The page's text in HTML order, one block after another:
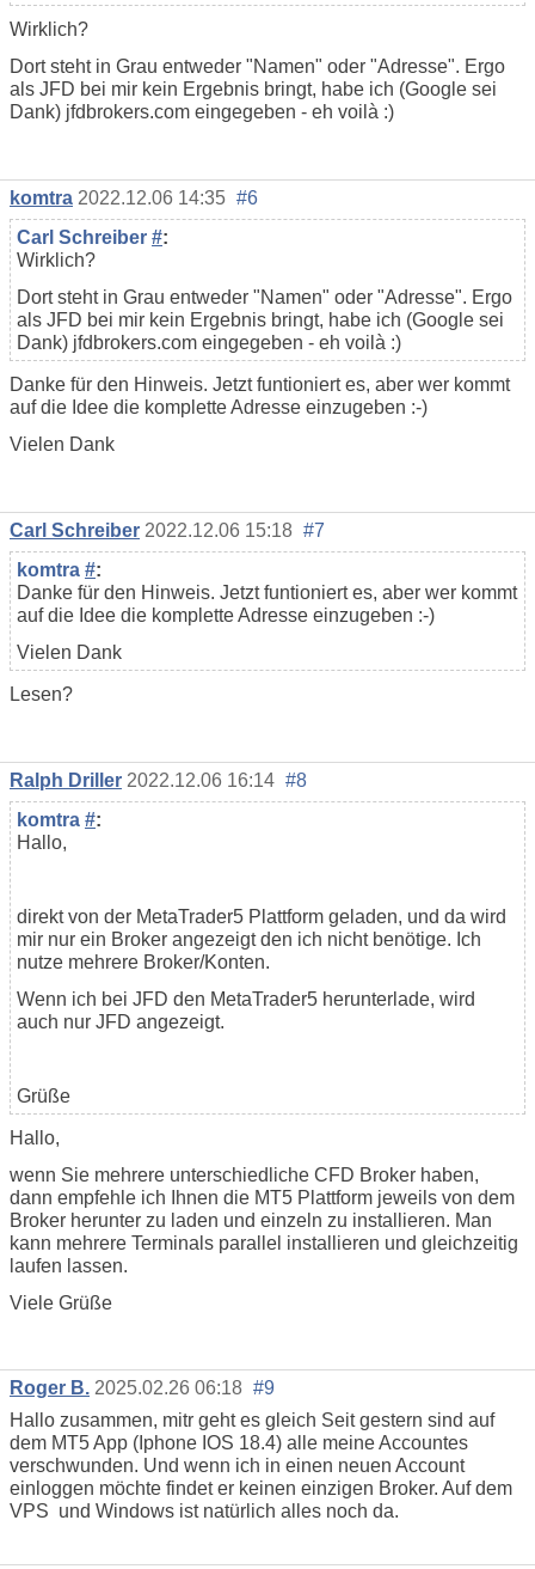
Wirklich?
Dort steht in Grau entweder "Namen" oder "Adresse". Ergo
als JFD bei mir kein Ergebnis bringt, habe ich (Google sei
Dank) jfdbrokers.com eingegeben - eh voilà :)
komtra 2022.12.06 14:35 #6
Carl Schreiber #:
Wirklich?
Dort steht in Grau entweder "Namen" oder "Adresse". Ergo
als JFD bei mir kein Ergebnis bringt, habe ich (Google sei
Dank) jfdbrokers.com eingegeben - eh voilà :)
Danke für den Hinweis. Jetzt funtioniert es, aber wer kommt
auf die Idee die komplette Adresse einzugeben :-)
Vielen Dank
Carl Schreiber 2022.12.06 15:18 #7
komtra #:
Danke für den Hinweis. Jetzt funtioniert es, aber wer kommt
auf die Idee die komplette Adresse einzugeben :-)
Vielen Dank
Lesen?
Ralph Driller 2022.12.06 16:14 #8
komtra #:
Hallo,
direkt von der MetaTrader5 Plattform geladen, und da wird
mir nur ein Broker angezeigt den ich nicht benötige. Ich
nutze mehrere Broker/Konten.
Wenn ich bei JFD den MetaTrader5 herunterlade, wird
auch nur JFD angezeigt.
Grüße
Hallo,
wenn Sie mehrere unterschiedliche CFD Broker haben,
dann empfehle ich Ihnen die MT5 Plattform jeweils von dem
Broker herunter zu laden und einzeln zu installieren. Man
kann mehrere Terminals parallel installieren und gleichzeitig
laufen lassen.
Viele Grüße
Roger B. 2025.02.26 06:18 #9
Hallo zusammen, mitr geht es gleich Seit gestern sind auf
dem MT5 App (Iphone IOS 18.4) alle meine Accountes
verschwunden. Und wenn ich in einen neuen Account
einloggen möchte findet er keinen einzigen Broker. Auf dem
VPS und Windows ist natürlich alles noch da.